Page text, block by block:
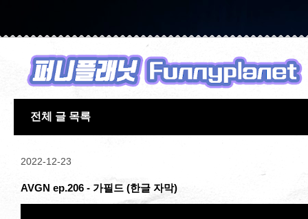
전체 글 목록
2022-12-23
AVGN ep.206 - 가필드 (한글 자막)